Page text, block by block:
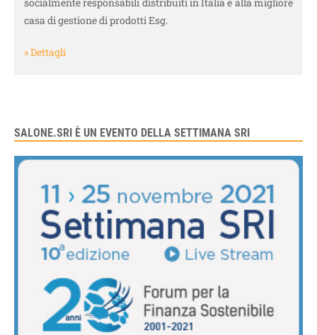
casa di gestione di prodotti Esg.
» Dettagli
SALONE.SRI È UN EVENTO DELLA SETTIMANA SRI